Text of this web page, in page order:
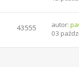
43555 autor:
03